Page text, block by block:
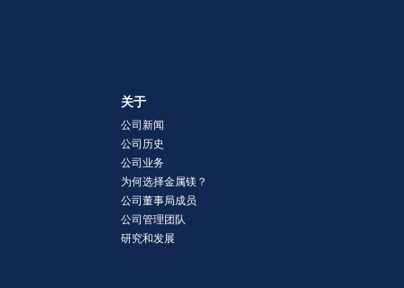
关于
公司新闻
公司历史
公司业务
为何选择金属镁？
公司董事局成员
公司管理团队
研究和发展